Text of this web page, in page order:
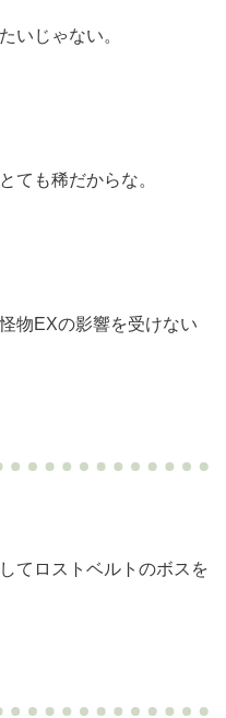
いじゃない。
ても稀だからな。
物EXの影響を受けない
てロストベルトのボスを